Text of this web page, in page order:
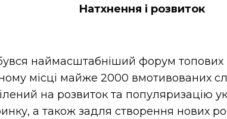
Натхнення і розвиток
наймасштабніший форум топових
місці майже 2000 вмотивованих
на розвиток та популяризацію
а також задля створення нових